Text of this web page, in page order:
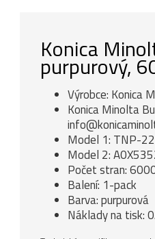
Konica
purpurový,
Výrobce: Konica
Konica Minolta
Model 1: TNP-
Model 2:
Počet stran:
Balení: 1-pack
Barva: purpurová
Náklady na tisk: